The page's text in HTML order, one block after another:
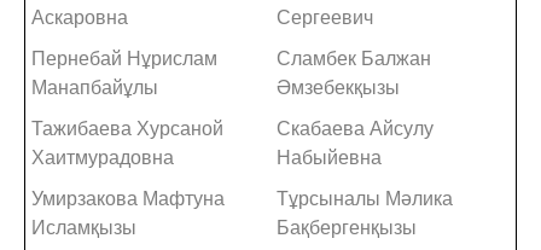
Аскаровна
Сергеевич
Пернебай Нұрислам
Манапбайұлы
Сламбек Балжан
Әмзебекқызы
Тажибаева Хурсаной
Хаитмурадовна
Скабаева Айсулу
Набыйевна
Умирзакова Мафтуна
Исламқызы
Тұрсыналы Мәлика
Бақбергенқызы